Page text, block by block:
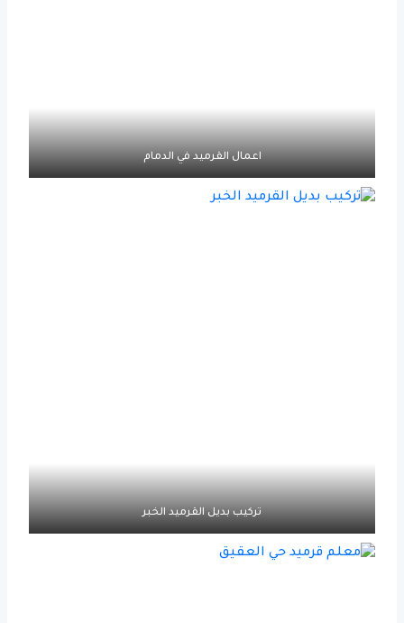
اعمال القرميد في الدمام
تركيب بديل القرميد الخبر